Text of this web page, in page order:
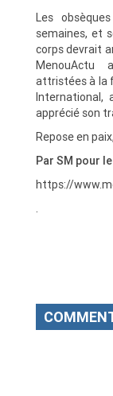
Les
semaines, et
corps devrait
MenouActu
attristées à la
International,
apprécié son
Repose en
Par SM pour
https://